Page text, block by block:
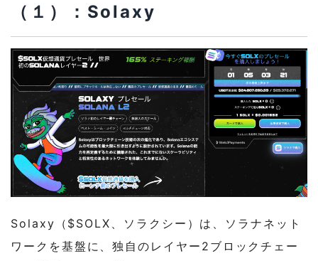
（１）：Solaxy
Solaxy（$SOLX、ソラクシー）は、ソラナネット
ワークを基盤に、独自のレイヤー2ブロックチェー